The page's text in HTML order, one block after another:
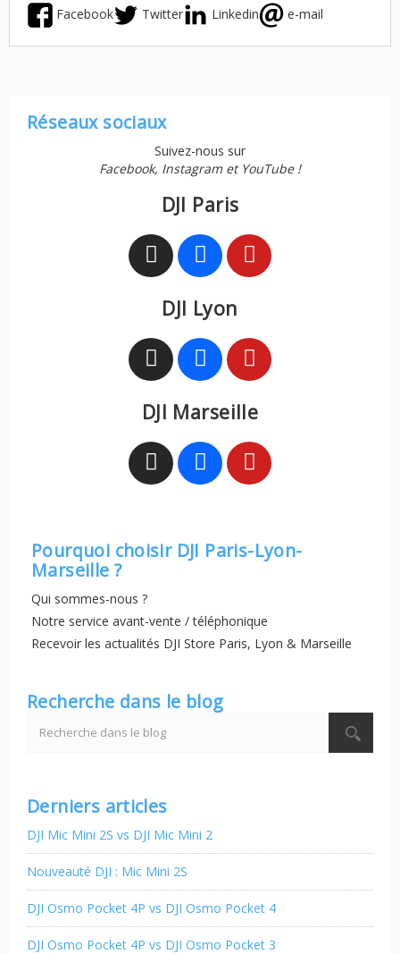
Facebook Twitter Linkedin e-mail
Réseaux sociaux
Suivez-nous sur
Facebook, Instagram et YouTube !
DJI Paris
DJI Lyon
DJI Marseille
Pourquoi choisir DJI Paris-Lyon-
Marseille ?
Qui sommes-nous ?
Notre service avant-vente / téléphonique
Recevoir les actualités DJI Store Paris, Lyon & Marseille
Recherche dans le blog
Derniers articles
DJI Mic Mini 2S vs DJI Mic Mini 2
Nouveauté DJI : Mic Mini 2S
DJI Osmo Pocket 4P vs DJI Osmo Pocket 4
DJI Osmo Pocket 4P vs DJI Osmo Pocket 3